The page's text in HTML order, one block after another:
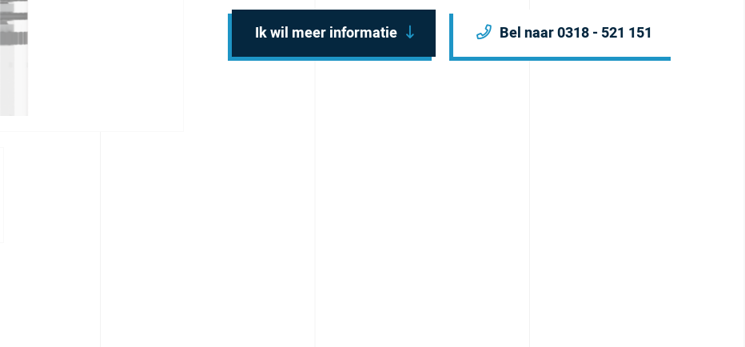
Ik wil meer informatie Bel naar 0318 - 521 151